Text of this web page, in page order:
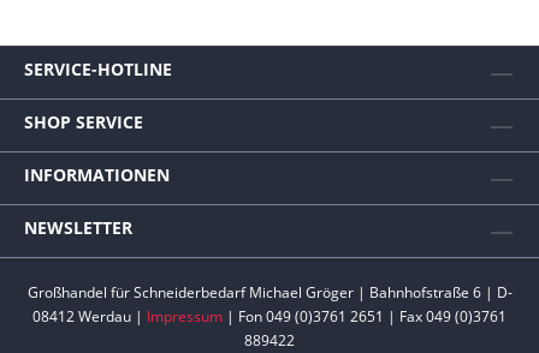
SERVICE-HOTLINE
SHOP SERVICE
INFORMATIONEN
NEWSLETTER
Großhandel für Schneiderbedarf Michael Gröger | Bahnhofstraße 6 | D-
08412 Werdau | Impressum | Fon 049 (0)3761 2651 | Fax 049 (0)3761
889422